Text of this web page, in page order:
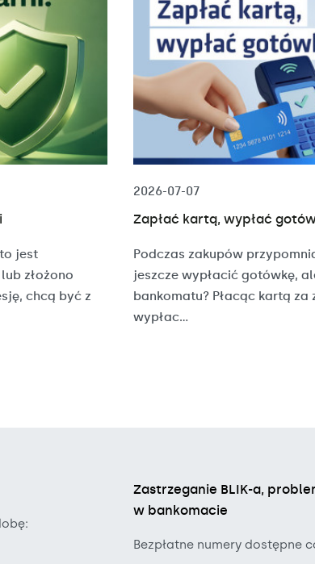
jest
złożono
chcą być z
2026-07-07
Zapłać kartą, wypłać
Podczas zakupów
jeszcze wypłacić gotówkę,
bankomatu? Płacąc kartą za
wypłac...
Zastrzeganie BLIK-a,
w bankomacie
Bezpłatne numery dostępne